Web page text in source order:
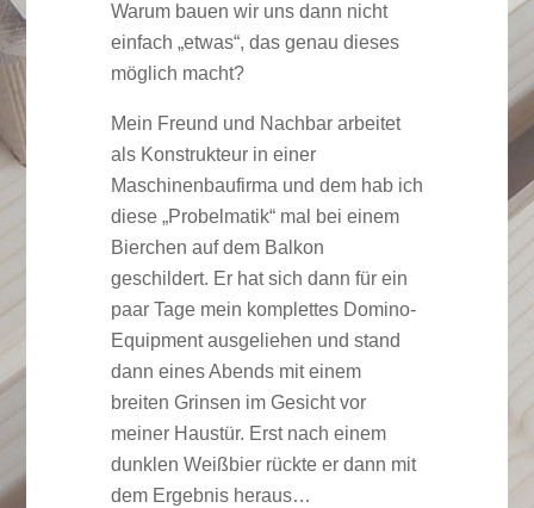
Warum bauen wir uns dann nicht
einfach „etwas“, das genau dieses
möglich macht?
Mein Freund und Nachbar arbeitet
als Konstrukteur in einer
Maschinenbaufirma und dem hab ich
diese „Probelmatik“ mal bei einem
Bierchen auf dem Balkon
geschildert. Er hat sich dann für ein
paar Tage mein komplettes Domino-
Equipment ausgeliehen und stand
dann eines Abends mit einem
breiten Grinsen im Gesicht vor
meiner Haustür. Erst nach einem
dunklen Weißbier rückte er dann mit
dem Ergebnis heraus…